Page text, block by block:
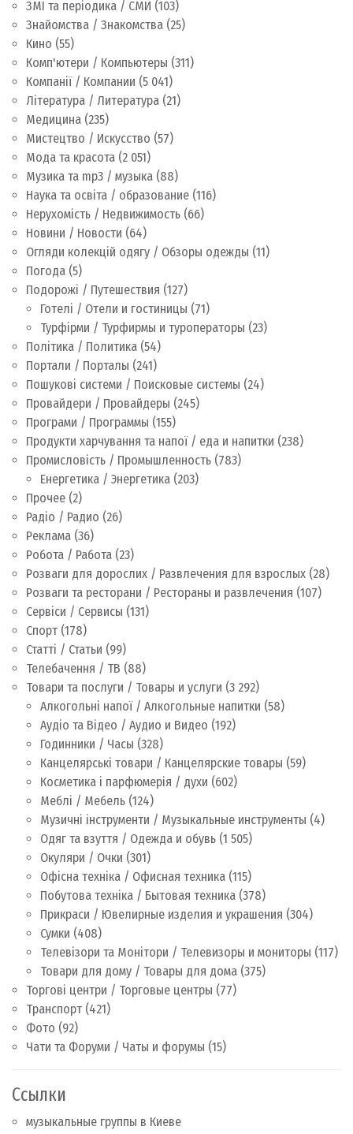
ЗМІ та періодика / СМИ (103)
Знайомства / Знакомства (25)
Кино (55)
Комп'ютери / Компьютеры (311)
Компанії / Компании (5 041)
Література / Литература (21)
Медицина (235)
Мистецтво / Искусство (57)
Мода та красота (2 051)
Музика та mp3 / музыка (88)
Наука та освіта / образование (116)
Нерухомість / Недвижимость (66)
Новини / Новости (64)
Огляди колекцій одягу / Обзоры одежды (11)
Погода (5)
Подорожі / Путешествия (127)
Готелі / Отели и гостиницы (71)
Турфірми / Турфирмы и туроператоры (23)
Політика / Политика (54)
Портали / Порталы (241)
Пошукові системи / Поисковые системы (24)
Провайдери / Провайдеры (245)
Програми / Программы (155)
Продукти харчування та напої / еда и напитки (238)
Промисловість / Промышленность (783)
Енергетика / Энергетика (203)
Прочее (2)
Радіо / Радио (26)
Реклама (36)
Робота / Работа (23)
Розваги для дорослих / Развлечения для взрослых (28)
Розваги та ресторани / Рестораны и развлечения (107)
Сервіси / Сервисы (131)
Спорт (178)
Статті / Статьи (99)
Телебачення / ТВ (88)
Товари та послуги / Товары и услуги (3 292)
Алкогольні напої / Алкогольные напитки (58)
Аудіо та Відео / Аудио и Видео (192)
Годинники / Часы (328)
Канцелярські товари / Канцелярские товары (59)
Косметика і парфюмерія / духи (602)
Меблі / Мебель (124)
Музичні інструменти / Музыкальные инструменты (4)
Одяг та взуття / Одежда и обувь (1 505)
Окуляри / Очки (301)
Офісна техніка / Офисная техника (115)
Побутова техніка / Бытовая техника (378)
Прикраси / Ювелирные изделия и украшения (304)
Сумки (408)
Телевізори та Монітори / Телевизоры и мониторы (117)
Товари для дому / Товары для дома (375)
Торгові центри / Торговые центры (77)
Транспорт (421)
Фото (92)
Чати та Форуми / Чаты и форумы (15)
Ссылки
музыкальные группы в Киеве